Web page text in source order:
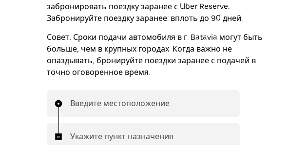
забронировать поездку заранее с Uber Reserve.
Забронируйте поездку заранее: вплоть до 90 дней.
Совет. Сроки подачи автомобиля в г. Batavia могут быть
больше, чем в крупных городах. Когда важно не
опаздывать, бронируйте поездки заранее с подачей в
точно оговоренное время.
Введите местоположение
Укажите пункт назначения